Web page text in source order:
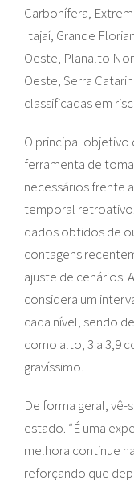
Carbonífera,
Itajaí, Grande
Oeste, Planalto
Oeste, Serra
classificadas em
O principal objetivo
ferramenta de
necessários frente
temporal
dados obtidos de
contagens
ajuste de cenários.
considera um
cada nível, sendo
como alto, 3 a 3,9
gravíssimo.
De forma geral,
estado. “É uma
melhora continue
reforçando que